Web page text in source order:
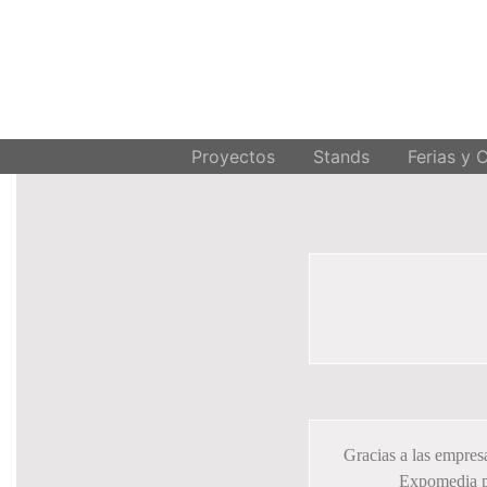
Proyectos Stands Ferias y
PROYECTOS DISEÑO DE STANDS
Gracias a las
Expomedia